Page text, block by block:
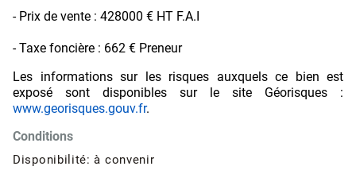
- Prix de vente : 428000 € HT F.A.I
- Taxe foncière : 662 € Preneur
Les informations sur les risques auxquels ce bien est
exposé sont disponibles sur le site Géorisques :
www.georisques.gouv.fr.
Conditions
Disponibilité: à convenir